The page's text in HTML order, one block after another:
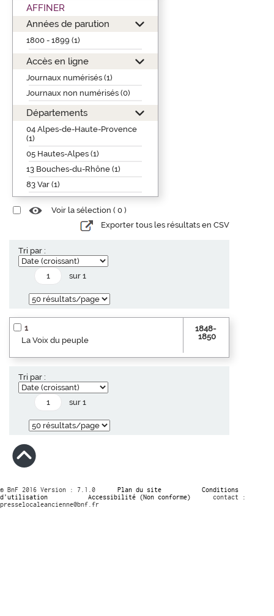
AFFINER
Années de parution
1800 - 1899 (1)
Accès en ligne
Journaux numérisés (1)
Journaux non numérisés (0)
Départements
04 Alpes-de-Haute-Provence
(1)
05 Hautes-Alpes (1)
13 Bouches-du-Rhône (1)
83 Var (1)
Voir la sélection ( 0 )
Exporter tous les résultats en CSV
Tri par :
sur 1
1
La Voix du peuple
1848-
1850
Tri par :
sur 1
© BnF 2016 Version : 7.1.0 Plan du site
Conditions
d’utilisation
Accessibilité (Non conforme)
contact :
presselocaleancienne@bnf.fr